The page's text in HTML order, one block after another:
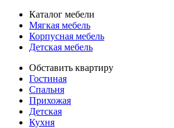
Каталог мебели
Мягкая мебель
Корпусная мебель
Детская мебель
Обставить квартиру
Гостиная
Спальня
Прихожая
Детская
Кухня